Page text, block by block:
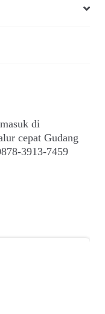
di
cepat Gudang
3913-7459